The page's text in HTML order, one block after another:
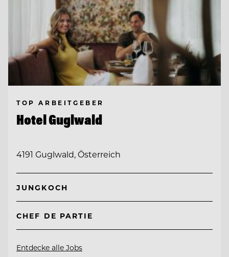
TOP ARBEITGEBER
Hotel Guglwald
4191 Guglwald, Österreich
JUNGKOCH
CHEF DE PARTIE
Entdecke alle Jobs